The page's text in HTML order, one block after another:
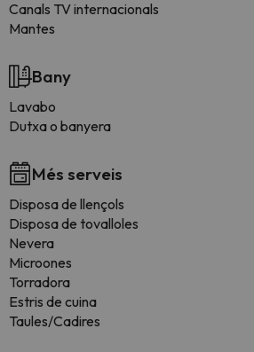
Canals TV internacionals
Mantes
Bany
Lavabo
Dutxa o banyera
Més serveis
Disposa de llençols
Disposa de tovalloles
Nevera
Microones
Torradora
Estris de cuina
Taules/Cadires